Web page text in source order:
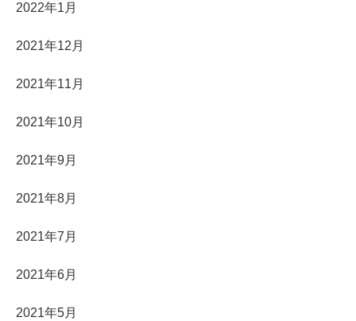
2022年1月
2021年12月
2021年11月
2021年10月
2021年9月
2021年8月
2021年7月
2021年6月
2021年5月